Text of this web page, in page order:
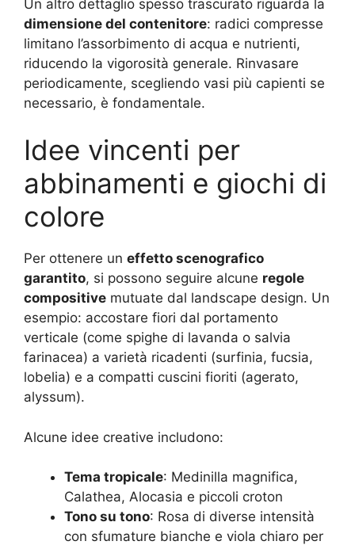
Un altro dettaglio spesso trascurato riguarda la
dimensione del contenitore: radici compresse
limitano l’assorbimento di acqua e nutrienti,
riducendo la vigorosità generale. Rinvasare
periodicamente, scegliendo vasi più capienti se
necessario, è fondamentale.
Idee vincenti per
abbinamenti e giochi di
colore
Per ottenere un effetto scenografico
garantito, si possono seguire alcune regole
compositive mutuate dal landscape design. Un
esempio: accostare fiori dal portamento
verticale (come spighe di lavanda o salvia
farinacea) a varietà ricadenti (surfinia, fucsia,
lobelia) e a compatti cuscini fioriti (agerato,
alyssum).
Alcune idee creative includono:
Tema tropicale: Medinilla magnifica,
Calathea, Alocasia e piccoli croton
Tono su tono: Rosa di diverse intensità
con sfumature bianche e viola chiaro per